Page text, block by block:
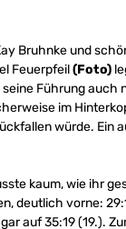
Bruhnke und
Feuerpfeil(Foto)
Führung auch
im
würde. Ein
kaum, wie ihr
deutlich vorne:
auf 35:19 (19.).